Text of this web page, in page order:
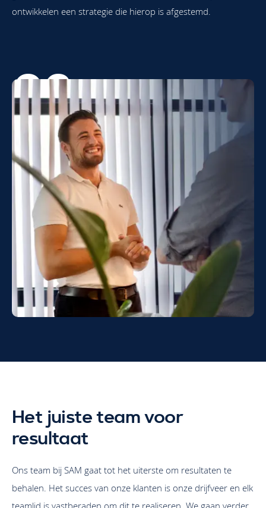
ontwikkelen een strategie die hierop is afgestemd.
Doelgroep identificatie
We identificeren je doelgroep nauwkeurig, inclusief hun
interesses, demografische gegevens en gedrag op
sociale media. Dit helpt ons bij het creëren van
relevante content en gerichte advertenties.
We ontwikkelen boeiende content die aansluit bij je
doelgroep en doelstellingen. Dit omvat het maken van
We plannen de content zorgvuldig en zorgen voor
consistentie in toon en stijl.
Het juiste team voor
resultaat
Ons team bij SAM gaat tot het uiterste om resultaten te
behalen. Het succes van onze klanten is onze drijfveer en elk
teamlid is vastberaden om dit te realiseren. We gaan verder